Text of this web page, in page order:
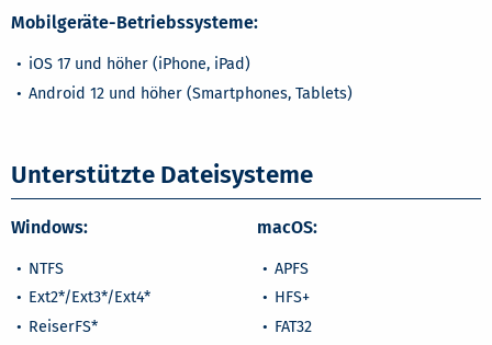
Mobilgeräte-Betriebssysteme:
iOS 17 und höher (iPhone, iPad)
Android 12 und höher (Smartphones, Tablets)
Unterstützte Dateisysteme
Windows:
NTFS
Ext2*/Ext3*/Ext4*
ReiserFS*
macOS:
APFS
HFS+
FAT32